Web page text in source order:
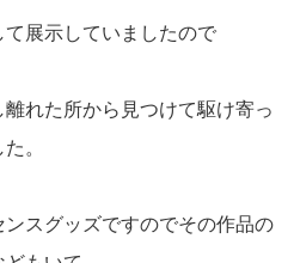
展示していましたので
れた所から見つけて駆け寄っ
。
スグッズですのでその作品の